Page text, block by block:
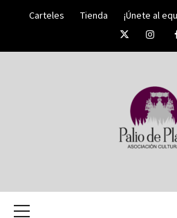
Carteles Tienda ¡Únete al
Twitter